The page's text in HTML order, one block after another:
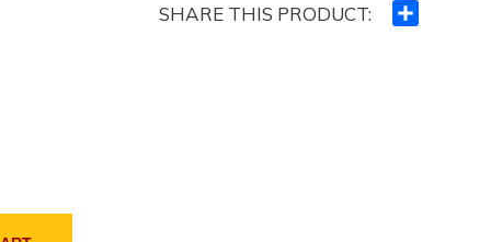
SHARE THIS PRODUCT: